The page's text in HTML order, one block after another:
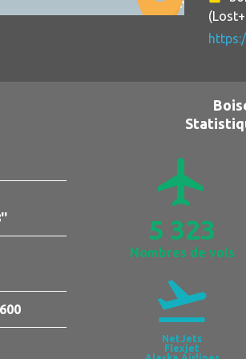
airplanemode_active
5 323
Nombres de vols
flight_takeoff
NetJets
Flexjet